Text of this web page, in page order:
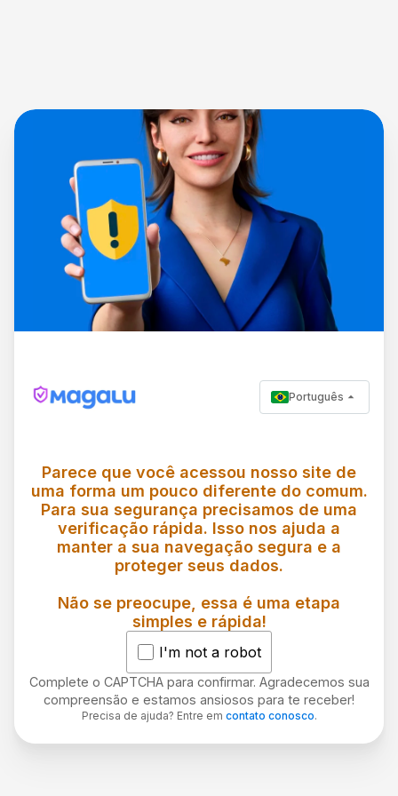
Português
Parece que você acessou nosso site de
uma forma um pouco diferente do comum.
Para sua segurança precisamos de uma
verificação rápida. Isso nos ajuda a
manter a sua navegação segura e a
proteger seus dados.
Não se preocupe, essa é uma etapa
simples e rápida!
I'm not a robot
Complete o CAPTCHA para confirmar. Agradecemos sua
compreensão e estamos ansiosos para te receber!
Precisa de ajuda? Entre em contato conosco.